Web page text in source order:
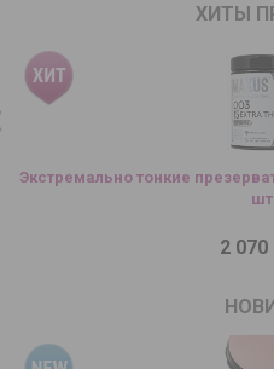
ХИТЫ
Экстремально тонкие
шт.
2 070